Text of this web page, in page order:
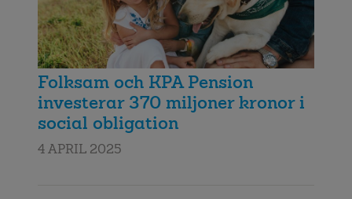
Folksam och KPA Pension
investerar 370 miljoner kronor i
social obligation
4 APRIL 2025